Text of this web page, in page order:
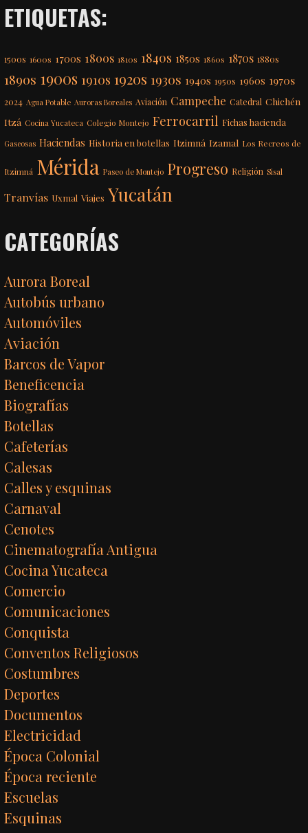
ETIQUETAS:
1500s 1600s 1700s 1800s 1810s 1840s 1850s 1860s 1870s 1880s
1890s 1900s 1910s 1920s 1930s 1940s 1950s 1960s 1970s
2024 Agua Potable Auroras Boreales Aviación Campeche Catedral Chichén
Itzá Cocina Yucateca Colegio Montejo Ferrocarril Fichas hacienda
Gaseosas Haciendas Historia en botellas Itzimná Izamal Los Recreos de
Itzimná Mérida Paseo de Montejo Progreso Religión Sisal
Tranvías Uxmal Viajes Yucatán
CATEGORÍAS
Aurora Boreal
Autobús urbano
Automóviles
Aviación
Barcos de Vapor
Beneficencia
Biografías
Botellas
Cafeterías
Calesas
Calles y esquinas
Carnaval
Cenotes
Cinematografía Antigua
Cocina Yucateca
Comercio
Comunicaciones
Conquista
Conventos Religiosos
Costumbres
Deportes
Documentos
Electricidad
Época Colonial
Época reciente
Escuelas
Esquinas